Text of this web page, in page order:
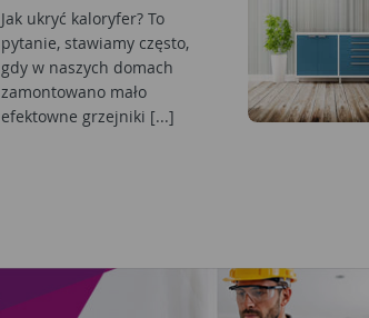
Jak ukryć kaloryfer? To
pytanie, stawiamy często,
gdy w naszych domach
zamontowano mało
efektowne grzejniki [...]